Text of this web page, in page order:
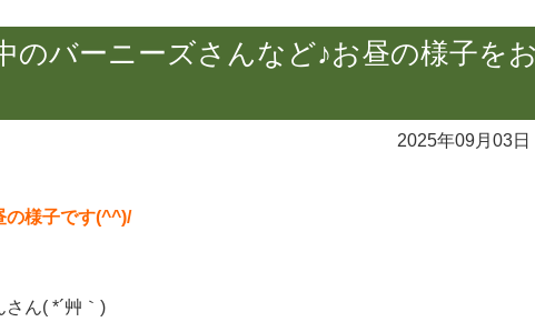
のバーニーズさんなど♪お昼の様子をお
2025年09月03日
の様子です(^^)/
ん( *´艸｀)